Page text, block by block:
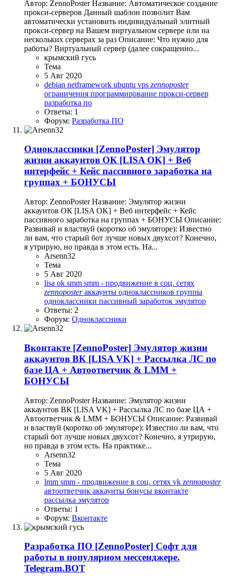
Автор: ZennoPoster Название: Автоматическое создание
прокси-серверов Данный шаблон позволит Вам
автоматически установить индивидуальный элитный
прокси-сервер на Вашем виртуальном сервере или на
нескольких серверах за раз Описание: Что нужно для
работы? Виртуальный сервер (далее сокращенно...
крымский гусь
Тема
5 Авг 2020
debian netframework ubuntu vps zennoposter
ограничения программирование прокси-сервер
разработка по
Ответы: 1
Форум: Разработка ПО
Одноклассники [ZennoPoster] Эмулятор
жизни аккаунтов ОК [LISA OK] + Веб
интерфейс + Кейс пассивного заработка на
группах + БОНУСЫ
Автор: ZennoPoster Название: Эмулятор жизни
аккаунтов ОК [LISA OK] + Веб интерфейс + Кейс
пассивного заработка на группах + БОНУСЫ Описание:
Развивай и властвуй (коротко об эмуляторе): Известно
ли вам, что старый бот лучше новых двухсот? Конечно,
я утрирую, но правда в этом есть. На...
Arsenn32
Тема
5 Авг 2020
lisa ok smm smm - продвижение в соц. сетях
zennoposter аккаунты одноклассников группы
одноклассники пассивный заработок эмулятор
Ответы: 2
Форум: Одноклассники
Вконтакте [ZennoPoster] Эмулятор жизни
аккаунтов ВК [LISA VK] + Рассылка ЛС по
базе ЦА + Автоответчик & LMM +
БОНУСЫ
Автор: ZennoPoster Название: Эмулятор жизни
аккаунтов ВК [LISA VK] + Рассылка ЛС по базе ЦА +
Автоответчик & LMM + БОНУСЫ Описание: Развивай
и властвуй (коротко об эмуляторе): Известно ли вам, что
старый бот лучше новых двухсот? Конечно, я утрирую,
но правда в этом есть. На практике...
Arsenn32
Тема
5 Авг 2020
lmm smm - продвижение в соц. сетях vk zennoposter
автоответчик аккаунты бонусы вконтакте
рассылка эмулятор
Ответы: 1
Форум: Вконтакте
Разработка ПО [ZennoPoster] Софт для
работы в популярном мессенджере.
Telegram.BOT